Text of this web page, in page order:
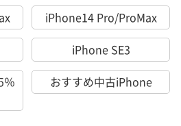
iPhone14 Pro/ProMax
iPhone SE3
％
おすすめ中古iPhone